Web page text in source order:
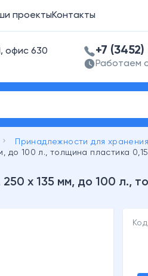
проектыКонтакты
офис 630
+7
Работаем
keyboard_arrow_right Принадлежности для
до 100 л., толщина пластика
250 х 135 мм, до 100 л.,